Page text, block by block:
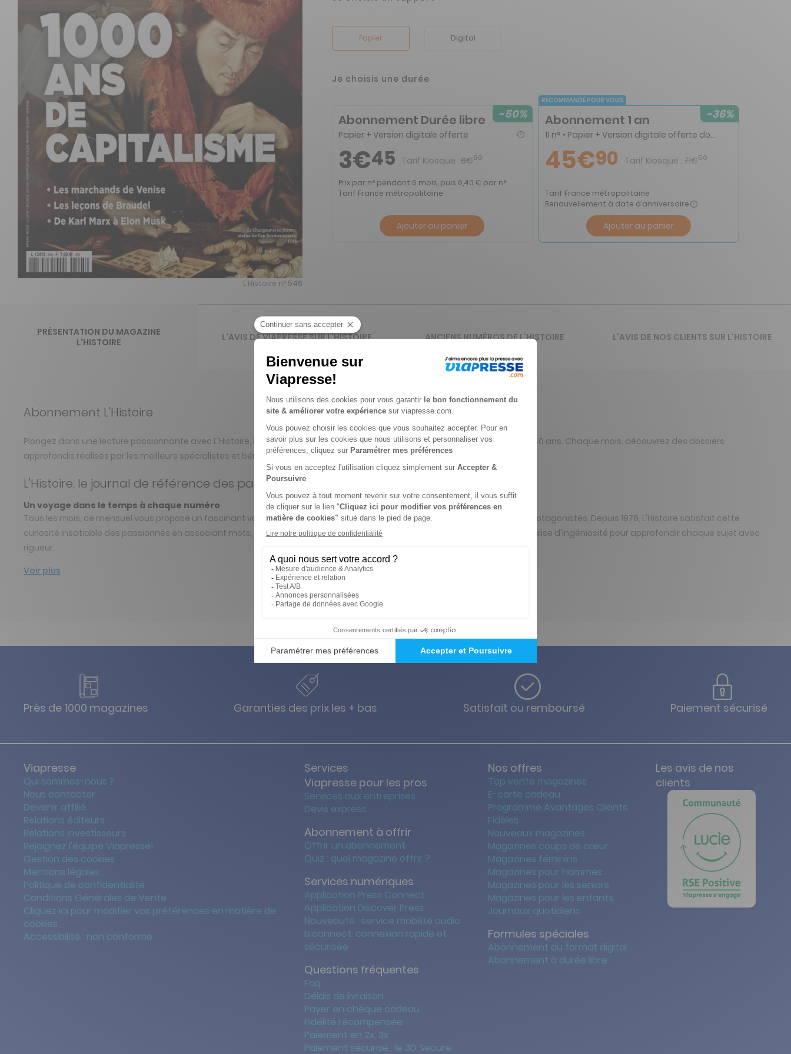
L'Histoire n° 546
Papier Digital
Je choisis une durée
RECOMMANDÉ POUR VOUS
-36%
Abonnement 1 an
11 n° • Papier + Version digitale offerte dont 1 numéro double
45€90 Tarif Kiosque : 71€90
Tarif France métropolitaine
Renouvellement à date d’anniversaire
Ajouter au panier
-50%
Abonnement Durée libre
Papier + Version digitale offerte
3€45 Tarif Kiosque : 6€90
Prix par n° pendant 6 mois, puis 6,40 € par n°
Tarif France métropolitaine
Ajouter au panier
PRÉSENTATION DU MAGAZINE
L'HISTOIRE
Abonnement L'Histoire
Plongez dans une lecture passionnante avec L'Histoire, le magazine de référence des passionnés d'histoire depuis plus de 40 ans. Chaque mois, découvrez des dossiers
approfondis réalisés par les meilleurs spécialistes et bénéficiez d'avantages exclusifs grâce à votre abonnement.
L'Histoire, le journal de référence des passionnés
Un voyage dans le temps à chaque numéro
Tous les mois, ce mensuel vous propose un fascinant voyage dans le temps, disséquant les grands événements et leurs protagonistes. Depuis 1978, L'Histoire satisfait cette
curiosité insatiable des passionnés en associant mots, images et témoignages sourcés. Un magazine de référence qui rivalise d'ingéniosité pour approfondir chaque sujet avec
rigueur.
Voir plus
L'AVIS DE VIAPRESSE SUR L'HISTOIRE ANCIENS NUMÉROS DE L'HISTOIRE L'AVIS DE NOS CLIENTS SUR L'HISTOIRE
Près de 1000 magazines Garanties des prix les + bas Satisfait ou remboursé Paiement sécurisé
Viapresse
Qui sommes-nous ?
Nous contacter
Devenir affilié
Relations éditeurs
Relations investisseurs
Rejoignez l'équipe Viapresse!
Gestion des cookies
Mentions légales
Politique de confidentialité
Conditions Générales de Vente
Cliquez ici pour modifier vos préférences en matière de
cookies
Accessibilité : non conforme
Services
Viapresse pour les pros
Services aux entreprises
Devis express
Abonnement à offrir
Offrir un abonnement
Quiz : quel magazine offrir ?
Services numériques
Application Press Connect
Application Discover Press
Nouveauté : service mobilité audio
b.connect: connexion rapide et
sécurisée
Questions fréquentes
Faq
Délais de livraison
Payer en chèque cadeau
Fidélité récompensée
Paiement en 2x, 3x
Paiement sécurisé : le 3D Secure
Nos offres
Top vente magazines
E-carte cadeau
Programme Avantages Clients
Fidèles
Nouveaux magazines
Magazines coups de cœur
Magazines féminins
Magazines pour hommes
Magazines pour les seniors
Magazines pour les enfants
Journaux quotidiens
Formules spéciales
Abonnement au format digital
Abonnement à durée libre
Les avis de nos
clients